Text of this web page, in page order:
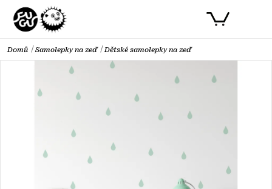
obsah
NÁKUPNÍ
Domů Samolepky na zeď Dětské samolepky na zeď
PŘIHLÁSIT SE